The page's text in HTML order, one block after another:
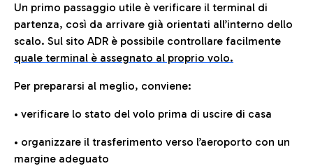
Un primo passaggio utile è verificare il terminal di
partenza, così da arrivare già orientati all’interno dello
scalo. Sul sito ADR è possibile controllare facilmente
quale terminal è assegnato al proprio volo.
Per prepararsi al meglio, conviene:
• verificare lo stato del volo prima di uscire di casa
• organizzare il trasferimento verso l’aeroporto con un
margine adeguato